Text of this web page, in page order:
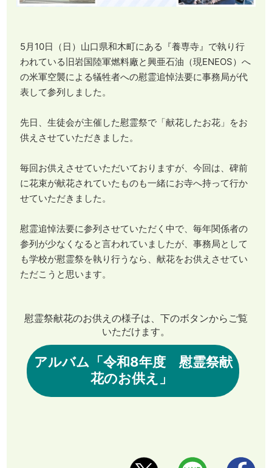
5月10日（日）山口県和木町にある『養専寺』で執り行
われている旧岩国陸軍燃料廠と興亜石油（現ENEOS）へ
の米軍空襲による犠牲者への慰霊追悼法要に事務局が代
表して参列しました。
先日、生徒会が主催した慰霊祭で「献花したお花」をお
供えさせていただきました。
毎回お供えさせていただいておりますが、今回は、碑前
に花束が献花されていたものも一緒にお寺へ持って行か
せていただきました。
慰霊追悼法要に参列させていただく中で、毎年関係者の
参列が少なくなると言われていましたが、事務局として
も学校が慰霊祭を執り行うなら、献花をお供えさせてい
ただこうと思います。
慰霊祭献花のお供えの様子は、下のボタンからご覧
いただけます。
アルバム「令和8年度 慰霊祭献
花のお供え」